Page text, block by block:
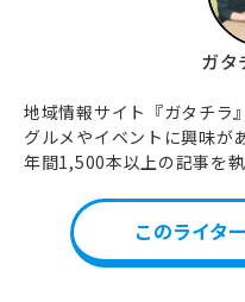
ガタ
地域情報サイト『ガタチラ
グルメやイベントに興味
年間1,500本以上の記事を
このライタ